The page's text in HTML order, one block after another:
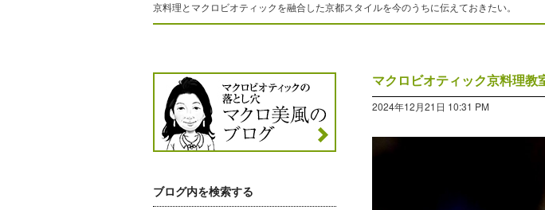
京料理とマクロビオティックを融合した京都スタイルを今のうちに伝えておきたい。
マクロビオティック京料理
2024年12月21日 10:31 PM
ブログ内を検索する